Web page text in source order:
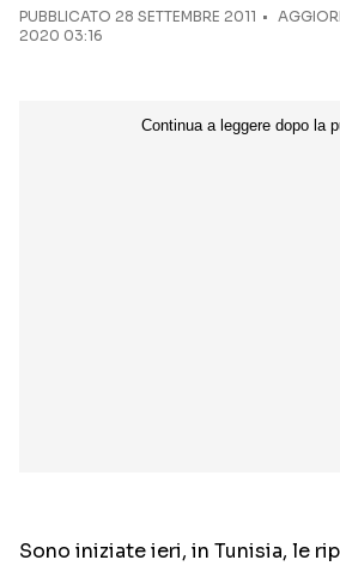
PUBBLICATO 28 SETTEMBRE 2011
2020 03:16
Sono iniziate ieri, in Tunisia, le